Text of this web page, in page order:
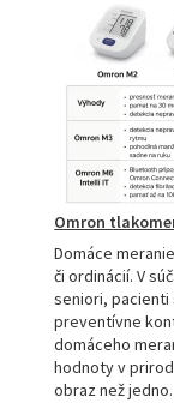
pre
Omron
Domáce
či ordinácií. V
seniori, pacienti
preventívne
domáceho
hodnoty v
obraz než